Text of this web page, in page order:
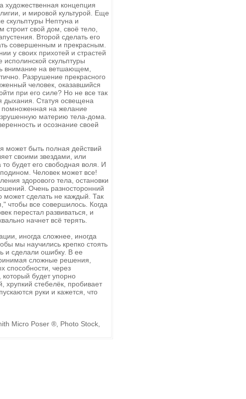
концепция
и мировой культурой. Еще
скульптуры Нептуна и
строит свой дом, своё тело,
Второй сделать его
совершенным и прекрасным.
у своих прихотей и страстей
скульптуры
внимание на ветшающем,
Разрушение прекрасного
человек, оказавшийся
при его силе? Но не все так
дыхания. Статуя освещена
помноженная на желание
материю тела-дома.
и осознание своей
может быть полная действий
своими звездами, или
будет его свободная воля. И
Человек может все!
здорового тела, остановки
Очень разносторонний
может сделать не каждый. Так
чтобы все совершилось. Когда
перестал развиваться, и
начнет всё терять.
иногда сложнее, иногда
мы научились крепко стоять
и сделали ошибку. В ее
сложные решения,
способности, через
будет упорно
хрупкий стебелёк, пробивает
руки и кажется, что
Micro Poser ®, Photo Stock,